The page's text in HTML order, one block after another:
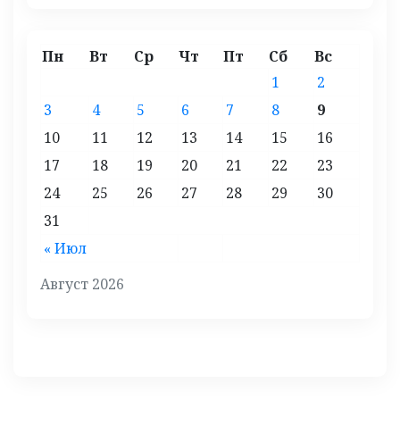
Август 2026
Пн Вт Ср Чт Пт Сб Вс
« Июл
1
2
3
4 5 6 7 8
9
10
11 12 13 14 15
16
17
18 19 20 21 22
23
24
25 26 27 28 29
30
31